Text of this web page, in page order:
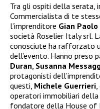
Tra gli ospiti della serata,
Commercialista di te
l’imprenditore Gian
società Roselier Italy srl.
conosciute ha rafforzato
dell’evento. Hanno preso
Duran Susanna
protagonisti
questi, Michele Guerrieri
operatori immobiliari della
fondatore della House of